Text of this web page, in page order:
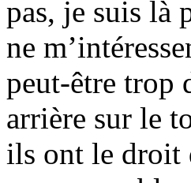
pas, je suis là
ne
peut-être trop
arrière sur le
ils ont le droit